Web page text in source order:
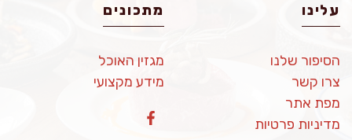
עלינו
הסיפור שלנו
צרו קשר
מפת אתר
מדיניות פרטיות
מתכונים
מגזין האוכל
מידע מקצועי